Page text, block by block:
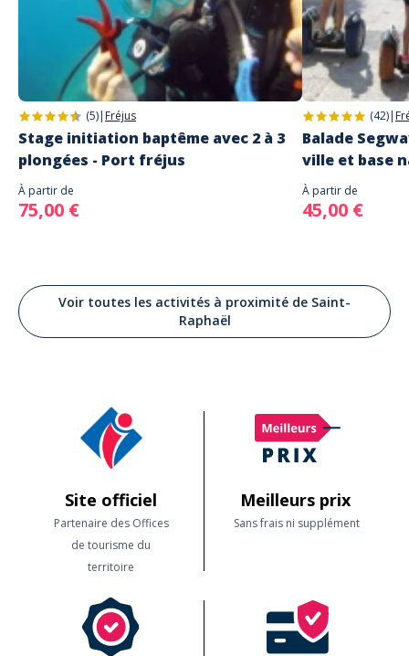
(5)| Fréjus
Stage initiation baptême avec 2 à 3
plongées - Port fréjus
À partir de
75,00 €
(42)|
Balade
ville et base
À partir de
45,00 €
Voir toutes les activités à proximité de Saint-
Raphaël
Site officiel
Partenaire des Offices
de tourisme du
territoire
Meilleurs prix
Sans frais ni supplément